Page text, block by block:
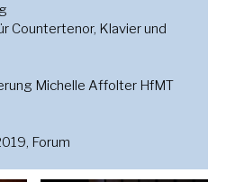
Countertenor, Klavier und
Michelle Affolter HfMT
Forum